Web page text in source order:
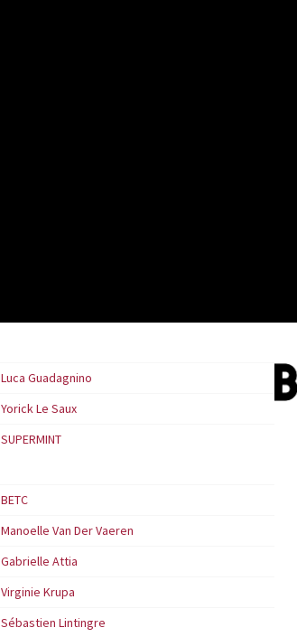
Luca Guadagnino
Yorick Le Saux
SUPERMINT
BETC
Manoelle Van Der Vaeren
Gabrielle Attia
Virginie Krupa
Sébastien Lintingre